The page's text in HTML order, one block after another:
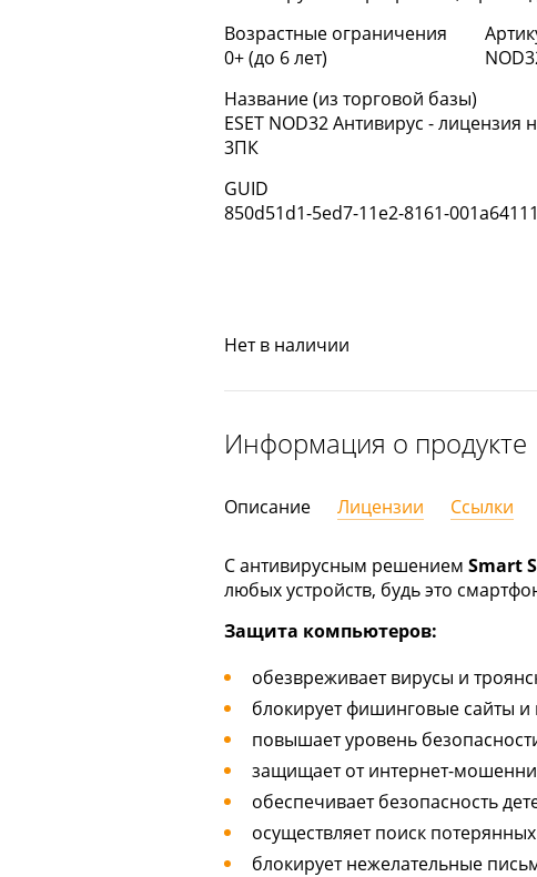
Возрастные ограничения
0+ (до 6 лет)
Название (из торговой базы)
ESET NOD32 Антивирус - лицензия
3ПК
GUID
850d51d1-5ed7-11e2-8161-
Нет в наличии
Информация о продукте
Описание Лицензии Ссылки
С антивирусным решением Smart
любых устройств, будь это
Защита компьютеров:
обезвреживает вирусы и
блокирует фишинговые сайты
повышает уровень
защищает от интернет-
обеспечивает безопасность
осуществляет поиск
блокирует нежелательные